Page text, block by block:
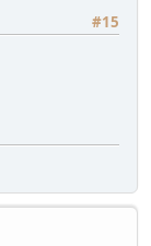
#15